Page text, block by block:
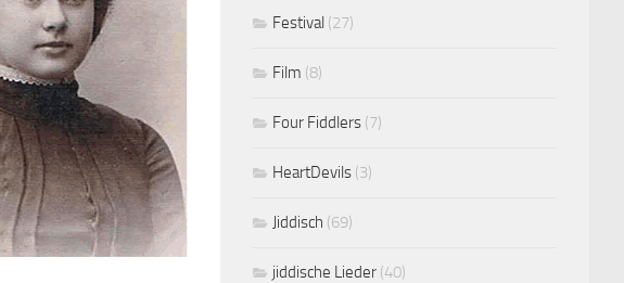
Festival (27)
Film (8)
Four Fiddlers (7)
HeartDevils (3)
Jiddisch (69)
jiddische Lieder (40)